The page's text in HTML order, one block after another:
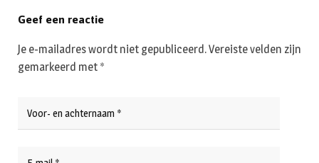
Geef een reactie
Je e-mailadres wordt niet gepubliceerd.Vereiste velden zijn
gemarkeerd met *